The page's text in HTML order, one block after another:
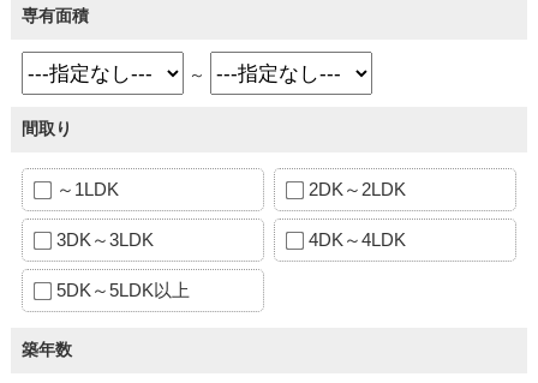
専有面積
～
間取り
～1LDK 2DK～2LDK
3DK～3LDK 4DK～4LDK
5DK～5LDK以上
築年数